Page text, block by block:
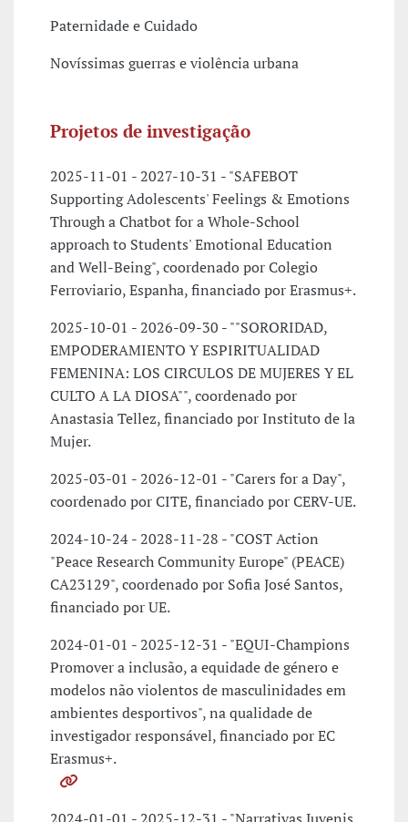
Paternidade e Cuidado
Novíssimas guerras e violência urbana
Projetos de investigação
2025-11-01 - 2027-10-31 - "SAFEBOT
Supporting Adolescents' Feelings & Emotions
Through a Chatbot for a Whole-School
approach to Students' Emotional Education
and Well-Being", coordenado por Colegio
Ferroviario, Espanha, financiado por Erasmus+.
2025-10-01 - 2026-09-30 - ""SORORIDAD,
EMPODERAMIENTO Y ESPIRITUALIDAD
FEMENINA: LOS CIRCULOS DE MUJERES Y EL
CULTO A LA DIOSA"", coordenado por
Anastasia Tellez, financiado por Instituto de la
Mujer.
2025-03-01 - 2026-12-01 - "Carers for a Day",
coordenado por CITE, financiado por CERV-UE.
2024-10-24 - 2028-11-28 - "COST Action
"Peace Research Community Europe" (PEACE)
CA23129", coordenado por Sofia José Santos,
financiado por UE.
2024-01-01 - 2025-12-31 - "EQUI-Champions
Promover a inclusão, a equidade de género e
modelos não violentos de masculinidades em
ambientes desportivos", na qualidade de
investigador responsável, financiado por EC
Erasmus+.